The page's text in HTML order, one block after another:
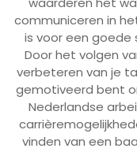
communiceren in
is voor een goede
Door het volgen
verbeteren van je
gemotiveerd bent
Nederlandse
vinden van een